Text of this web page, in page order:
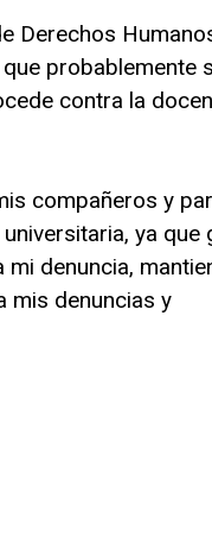
Derechos
probablemente
contra la
compañeros y
ya que
denuncia,
mis denuncias y